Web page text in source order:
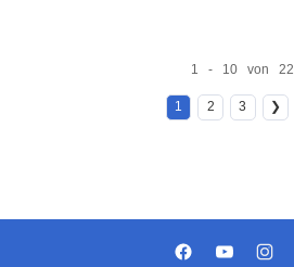
1 - 10 von 22
1 2 3 ❯